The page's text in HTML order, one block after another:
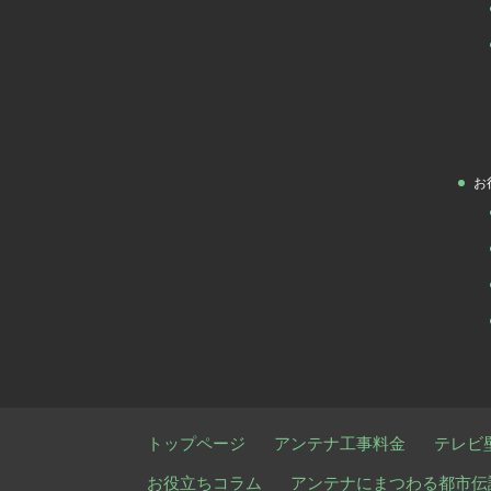
お
トップページ アンテナ工事料金 テレビ
お役立ちコラム アンテナにまつわる都市